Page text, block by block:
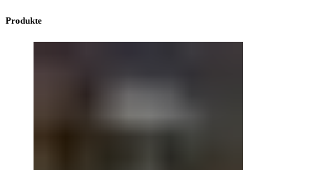
Produkte